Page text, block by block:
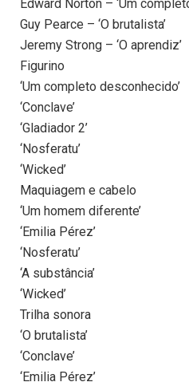
Edward Norton – ‘Um
Guy Pearce – ‘O brutalista’
Jeremy Strong – ‘O aprendiz’
Figurino
‘Um completo desconhecido’
‘Conclave’
‘Gladiador 2’
‘Nosferatu’
‘Wicked’
Maquiagem e cabelo
‘Um homem diferente’
‘Emilia Pérez’
‘Nosferatu’
‘A substância’
‘Wicked’
Trilha sonora
‘O brutalista’
‘Conclave’
‘Emilia Pérez’